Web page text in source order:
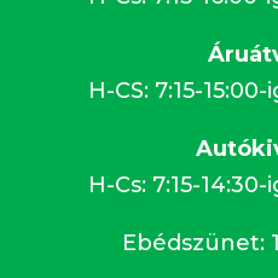
H-CS: 7:15-
H-Cs: 7:15-14:30-
Ebédszünet: